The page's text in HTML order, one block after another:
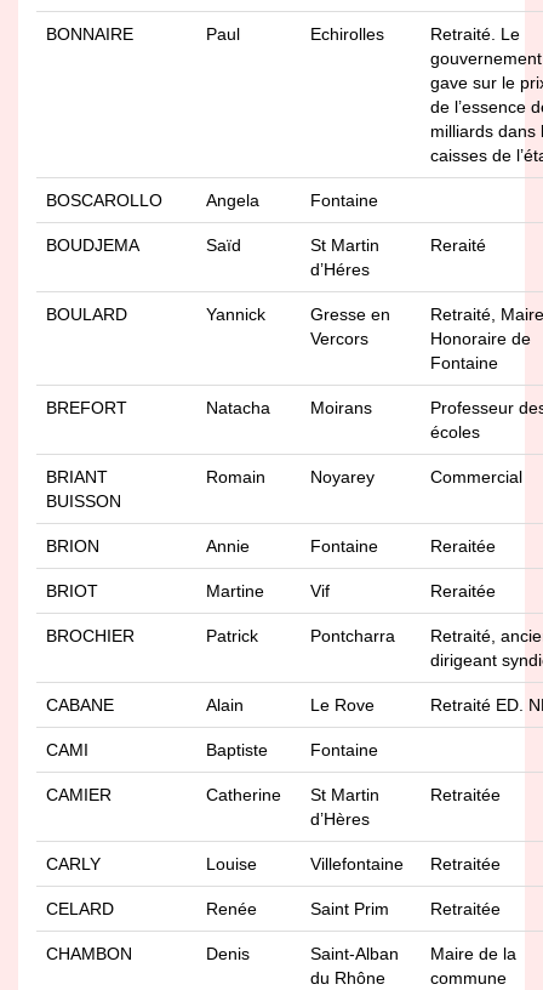
BONNAIRE Paul Echirolles
Retraité. Le
gave sur le
de l’essence
milliards dans
caisses de
BOSCAROLLO Angela Fontaine
BOUDJEMA Saïd
St Martin
d’Héres
Reraité
BOULARD Yannick
Gresse en
Vercors
Retraité, Maire
Honoraire de
Fontaine
BREFORT Natacha Moirans
Professeur
écoles
BRIANT
BUISSON
Romain Noyarey Commercial
BRION Annie Fontaine Reraitée
BRIOT Martine Vif Reraitée
BROCHIER Patrick Pontcharra
Retraité,
dirigeant
CABANE Alain Le Rove Retraité ED.
CAMI Baptiste Fontaine
CAMIER Catherine
St Martin
d’Hères
Retraitée
CARLY Louise Villefontaine Retraitée
CELARD Renée Saint Prim Retraitée
CHAMBON Denis
Saint-Alban
du Rhône
Maire de la
commune